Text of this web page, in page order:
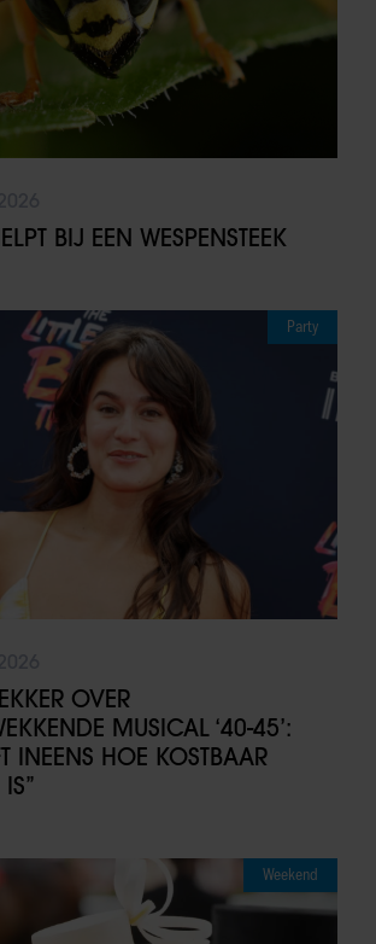
BIJ EEN WESPENSTEEK
Party
OVER
MUSICAL ‘40-45’:
INEENS HOE KOSTBAAR
Weekend